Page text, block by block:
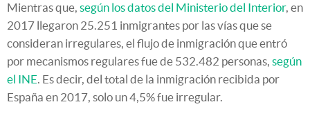
Mientras que, según los datos del Ministerio del Interior, en
2017 llegaron 25.251 inmigrantes por las vías que se
consideran irregulares, el flujo de inmigración que entró
por mecanismos regulares fue de 532.482 personas, según
el INE. Es decir, del total de la inmigración recibida por
España en 2017, solo un 4,5% fue irregular.